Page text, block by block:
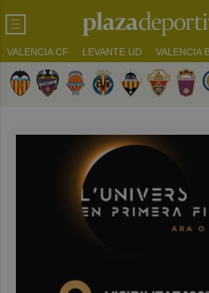
VALENCIA CF LEVANTE UD VALENCIA